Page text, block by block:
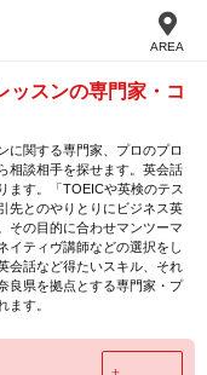
AREA
ッスンの専門家・コ
に関する専門家、プロのプロ
相談相手を探せます。英会話
ます。「TOEICや英検のテス
先とのやりとりにビジネス英
その目的に合わせマンツーマ
イティヴ講師などの選択をし
会話など得たいスキル、それ
良県を拠点とする専門家・プ
ます。
＋